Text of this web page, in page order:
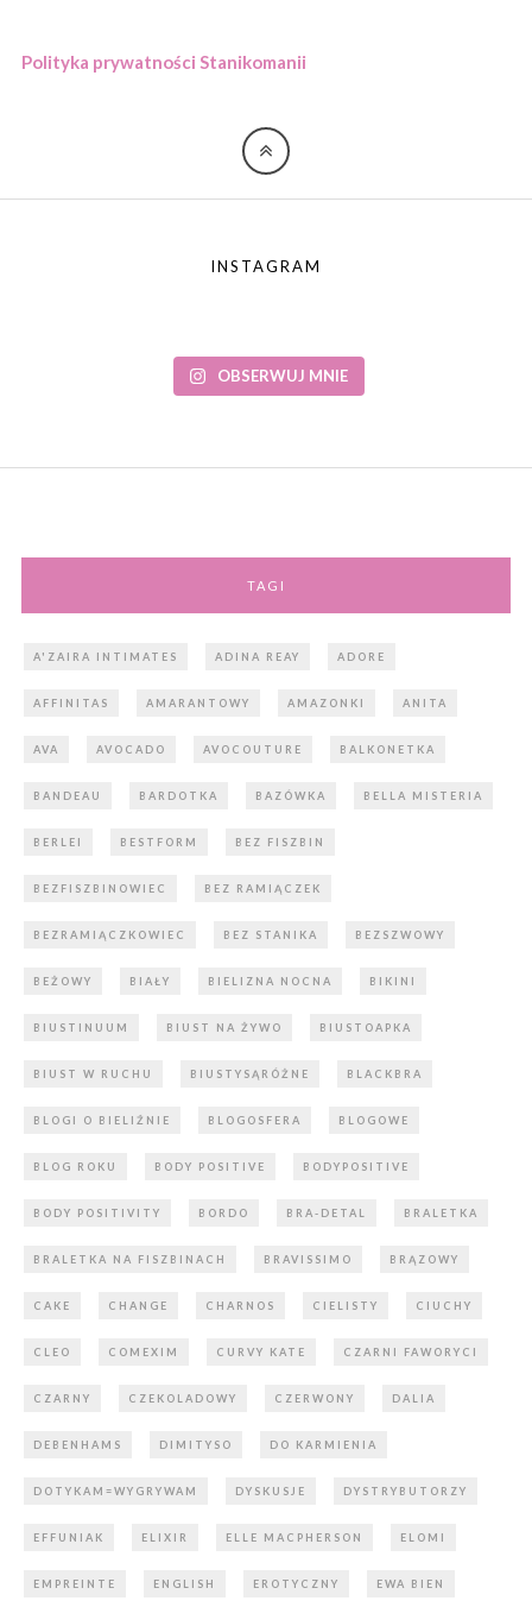
Polityka prywatności Stanikomanii
INSTAGRAM
OBSERWUJ MNIE
TAGI
A'ZAIRA INTIMATES ADINA REAY ADORE
AFFINITAS AMARANTOWY AMAZONKI ANITA
AVA AVOCADO AVOCOUTURE BALKONETKA
BANDEAU BARDOTKA BAZÓWKA BELLA MISTERIA
BERLEI BESTFORM BEZ FISZBIN
BEZFISZBINOWIEC BEZ RAMIĄCZEK
BEZRAMIĄCZKOWIEC BEZ STANIKA BEZSZWOWY
BEŻOWY BIAŁY BIELIZNA NOCNA BIKINI
BIUSTINUUM BIUST NA ŻYWO BIUSTOAPKA
BIUST W RUCHU BIUSTYSĄRÓŻNE BLACKBRA
BLOGI O BIELIŹNIE BLOGOSFERA BLOGOWE
BLOG ROKU BODY POSITIVE BODYPOSITIVE
BODY POSITIVITY BORDO BRA-DETAL BRALETKA
BRALETKA NA FISZBINACH BRAVISSIMO BRĄZOWY
CAKE CHANGE CHARNOS CIELISTY CIUCHY
CLEO COMEXIM CURVY KATE CZARNI FAWORYCI
CZARNY CZEKOLADOWY CZERWONY DALIA
DEBENHAMS DIMITYSO DO KARMIENIA
DOTYKAM=WYGRYWAM DYSKUSJE DYSTRYBUTORZY
EFFUNIAK ELIXIR ELLE MACPHERSON ELOMI
EMPREINTE ENGLISH EROTYCZNY EWA BIEN